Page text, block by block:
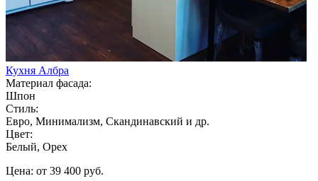
Кухня Албра
Материал фасада:
Шпон
Стиль:
Евро, Минимализм, Скандинавский и др.
Цвет:
Белый, Орех
Цена: от 39 400 руб.